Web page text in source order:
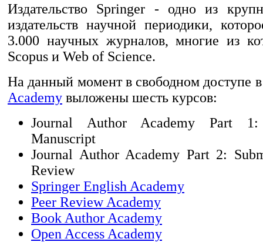
Издательство Springer - одно из
издательств научной периодики,
3.000 научных журналов, многие из
Scopus и Web of Science.
На данный момент в свободном доступе
Academy выложены шесть курсов:
Journal Author Academy Part
Manuscript
Journal Author Academy Part 2:
Review
Springer English Academy
Peer Review Academy
Book Author Academy
Open Access Academy